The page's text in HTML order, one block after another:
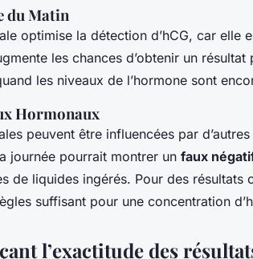
du Matin
optimise la détection d’hCG, car elle
les chances d’obtenir un
les niveaux de l’hormone sont
Hormonaux
peuvent être influencées par
journée pourrait montrer un faux
de liquides ingérés. Pour des résultats
suffisant pour une concentration
l’exactitude des